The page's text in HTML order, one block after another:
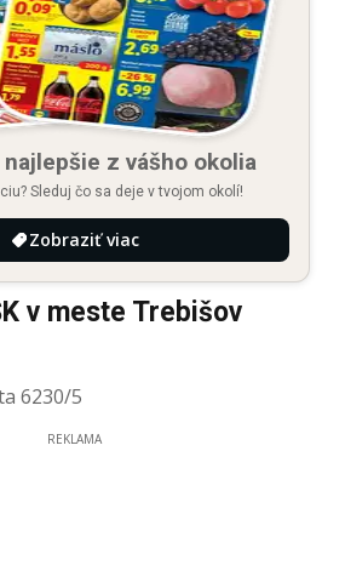
z vášho okolia
Sleduj čo sa deje v tvojom okolí!
Zobraziť viac
v meste Trebišov
6230/5
REKLAMA